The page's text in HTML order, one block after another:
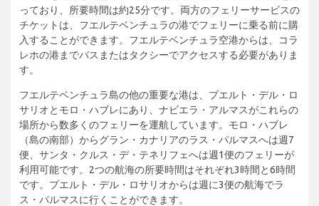
っており、所要時間は約25分です。両方のフェリーサービスの
チケットは、フエルテベンチュラの港でフェリーに乗る前に購
入することができます。フエルテベンチュラ空港からは、コラ
レホの港までバスまたはタクシーでアクセスする必要がありま
す。
フエルテベンチュラ島の他の重要な港は、プエルト・デル・ロ
サリオとモロ・ハブレにあり、ナビエラ・アルマスがこれらの
場所から数多くのフェリーを運航しています。モロ・ハブレ
（島の南部）からグラン・カナリアのラス・パルマスへは週7
便、サンタ・クルス・デ・テネリフェへは週1便のフェリーが
利用可能です。2つの航海の所要時間はそれぞれ3時間と6時間
です。プエルト・デル・ロサリオからは週に3便の航海でラ
ス・パルマスに行くことができます。